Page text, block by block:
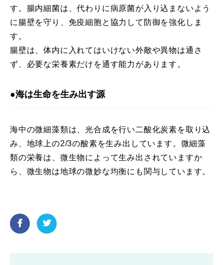
す。腸内細菌は、代わりに病原菌が入り込まないよう
に腸壁を守り、免疫細胞と協力して防御を強化しま
す。
腸壁は、体内に入れてはいけない外敵や異物は通さ
ず、必要な栄養素だけを通す能力があります。
●海は生命を生み出す源
海中の微細藻類は、光合成を行い二酸化炭素を取り込
み、地球上の2/3の酸素を生み出しています。微細藻
類の栄養は、微生物によって生み出されていますか
ら、微生物は地球の微妙な均衡にも関与しています。